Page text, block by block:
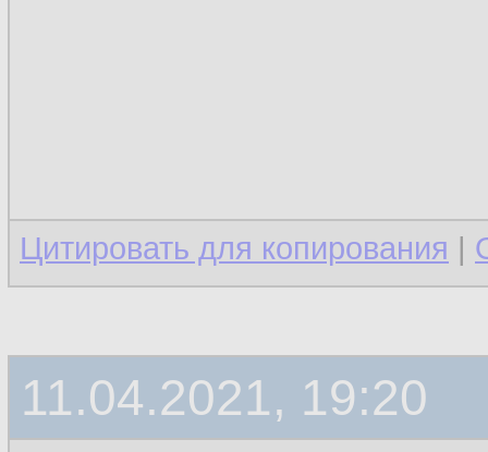
Цитировать для копирования |
11.04.2021, 19:20